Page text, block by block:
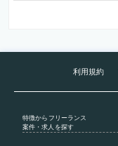
利用規約
特徴からフリーランス
案件・求人を探す